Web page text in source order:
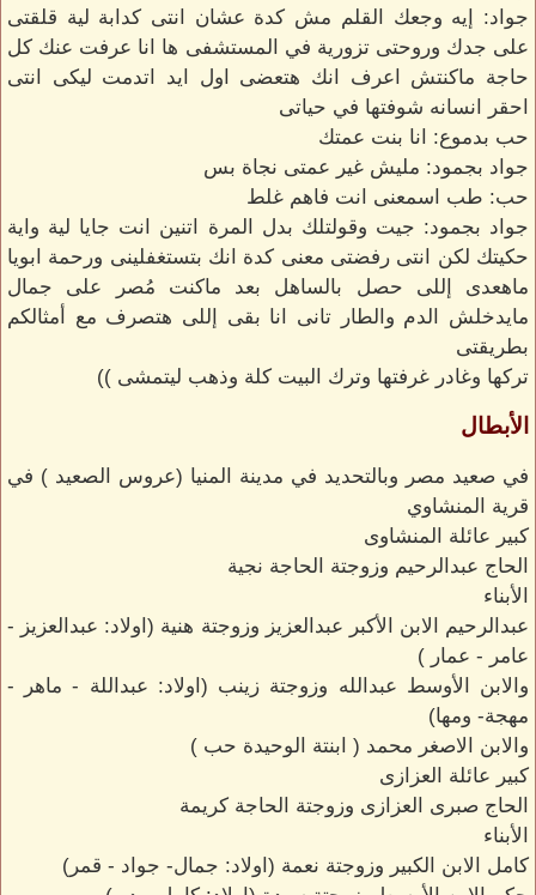
جواد: إيه وجعك القلم مش كدة عشان انتى كدابة لية قلقتى
على جدك وروحتى تزورية في المستشفى ها انا عرفت عنك كل
حاجة ماكنتش اعرف انك هتعضى اول ايد اتدمت ليكى انتى
احقر انسانه شوفتها في حياتى
حب بدموع: انا بنت عمتك
جواد بجمود: مليش غير عمتى نجاة بس
حب: طب اسمعنى انت فاهم غلط
جواد بجمود: جيت وقولتلك بدل المرة اتنين انت جايا لية واية
حكيتك لكن انتى رفضتى معنى كدة انك بتستغفلينى ورحمة ابويا
ماهعدى إللى حصل بالساهل بعد ماكنت مُصر على جمال
مايدخلش الدم والطار تانى انا بقى إللى هتصرف مع أمثالكم
بطريقتى
تركها وغادر غرفتها وترك البيت كلة وذهب ليتمشى ))
الأبطال
في صعيد مصر وبالتحديد في مدينة المنيا (عروس الصعيد ) في
قرية المنشاوي
كبير عائلة المنشاوى
الحاج عبدالرحيم وزوجتة الحاجة نجية
الأبناء
عبدالرحيم الابن الأكبر عبدالعزيز وزوجتة هنية (اولاد: عبدالعزيز -
عامر - عمار )
والابن الأوسط عبدالله وزوجتة زينب (اولاد: عبداللة - ماهر -
مهجة- ومها)
والابن الاصغر محمد ( ابنتة الوحيدة حب )
كبير عائلة العزازى
الحاج صبرى العزازى وزوجتة الحاجة كريمة
الأبناء
كامل الابن الكبير وزوجتة نعمة (اولاد: جمال- جواد - قمر)